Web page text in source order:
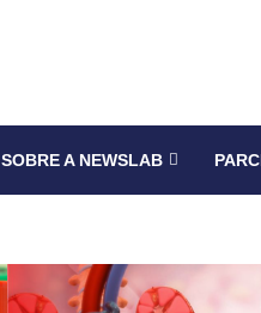
SOBRE A NEWSLAB